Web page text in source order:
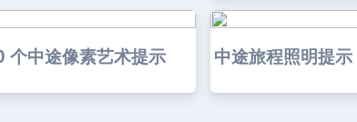
个中途像素艺术提示 中途旅程照明提示